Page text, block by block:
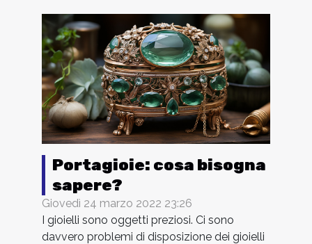
Portagioie: cosa bisogna
sapere?
Giovedì 24 marzo 2022 23:26
I gioielli sono oggetti preziosi. Ci sono
davvero problemi di disposizione dei gioielli